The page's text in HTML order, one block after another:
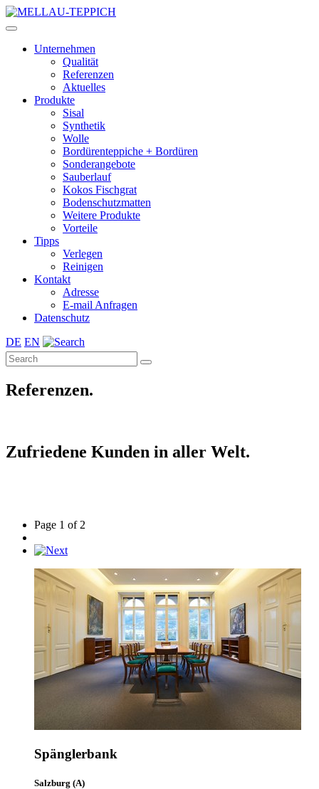
Unternehmen
Qualität
Referenzen
Aktuelles
Produkte
Sisal
Synthetik
Wolle
Bordürenteppiche + Bordüren
Sonderangebote
Sauberlauf
Kokos Fischgrat
Bodenschutzmatten
Weitere Produkte
Vorteile
Tipps
Verlegen
Reinigen
Kontakt
Adresse
E-mail Anfragen
Datenschutz
DE EN
Referenzen.
Zufriedene Kunden in aller Welt.
Page 1 of 2
Spänglerbank
Salzburg (A)